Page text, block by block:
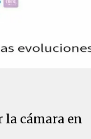
la cámara en